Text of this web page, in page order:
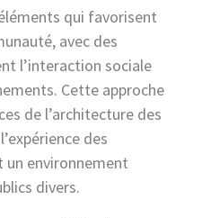
qui favorisent
avec des
l’interaction sociale
Cette approche
de l’architecture des
des
environnement
divers.